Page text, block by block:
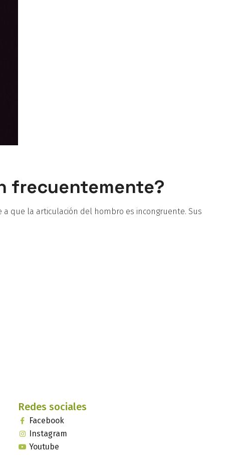
frecuentemente?
que la articulación del hombro es incongruente. Sus
Redes sociales
Facebook
Instagram
Youtube